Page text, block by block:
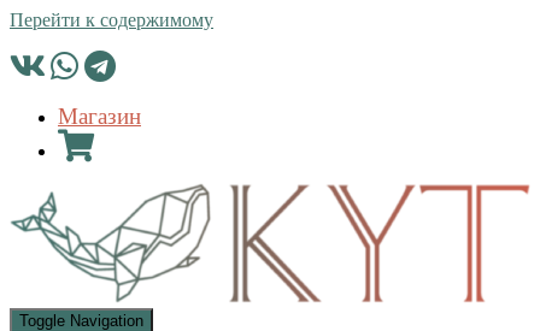
Перейти к содержимому
Магазин
Toggle Navigation